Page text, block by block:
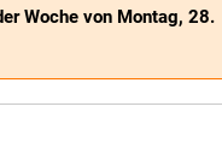
Woche von Montag, 28.